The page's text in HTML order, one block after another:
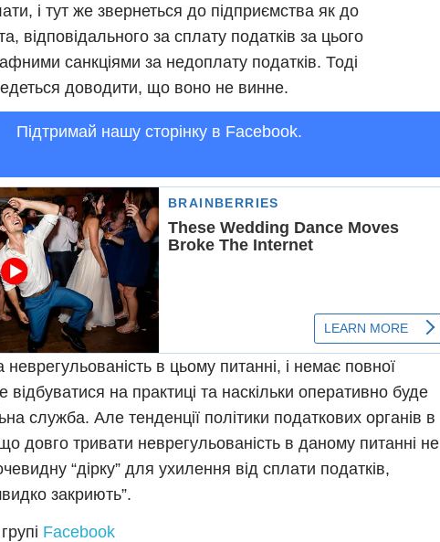
і тут же звернеться до підприємства як до
відповідального за сплату податків за цього
санкціями за недоплату податків. Тоді
доводити, що воно не винне.
Підтримай нашу сторінку в Facebook.
в цьому питанні, і немає повної
відбуватися на практиці та наскільки оперативно буде
служба. Але тенденції політики податкових органів в
що довго тривати неврегульованість в даному питанні не
“дірку” для ухилення від сплати податків,
закриють”.
Facebook